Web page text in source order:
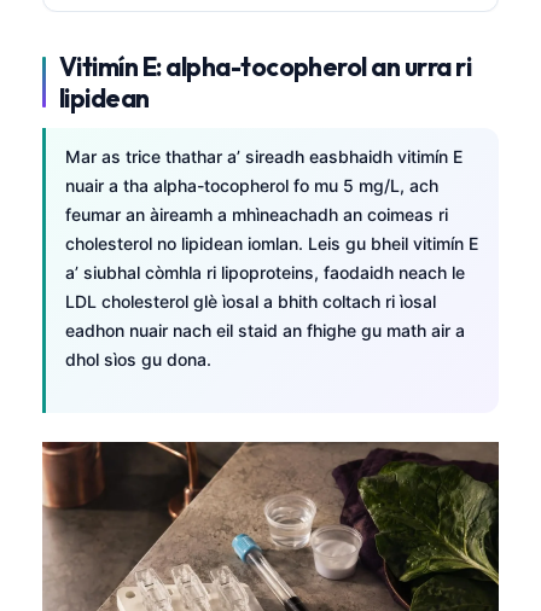
Vitimín E: alpha-tocopherol an urra ri
lipidean
Mar as trice thathar a’ sireadh easbhaidh vitimín E
nuair a tha alpha-tocopherol fo mu 5 mg/L, ach
feumar an àireamh a mhìneachadh an coimeas ri
cholesterol no lipidean iomlan. Leis gu bheil vitimín E
a’ siubhal còmhla ri lipoproteins, faodaidh neach le
LDL cholesterol glè ìosal a bhith coltach ri ìosal
eadhon nuair nach eil staid an fhighe gu math air a
dhol sìos gu dona.
Suomi
Hrvatski
Slovenčina
অসমীয়া
Galego
Latviešu valoda
Македонски јазик
Euskara
Occitan
العربية المغربية